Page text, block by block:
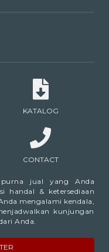
KATALOG
CONTACT
jual yang Anda
handal & ketersediaan
mengalami kendala,
kunjungan
Anda.